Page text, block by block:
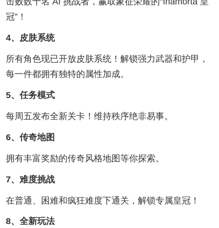
冠”！
4、皮肤系统
所有角色现已开放皮肤系统！解锁强力武器和护甲，
每一件都拥有独特的属性加成。
5、任务模式
每周五发布全新关卡！维持秩序绝非易事。
6、传奇地图
拥有丰富奖励的传奇风格地图等你探索。
7、难度挑战
在普通、困难和疯狂难度下通关，解锁专属皇冠！
8、全新玩法